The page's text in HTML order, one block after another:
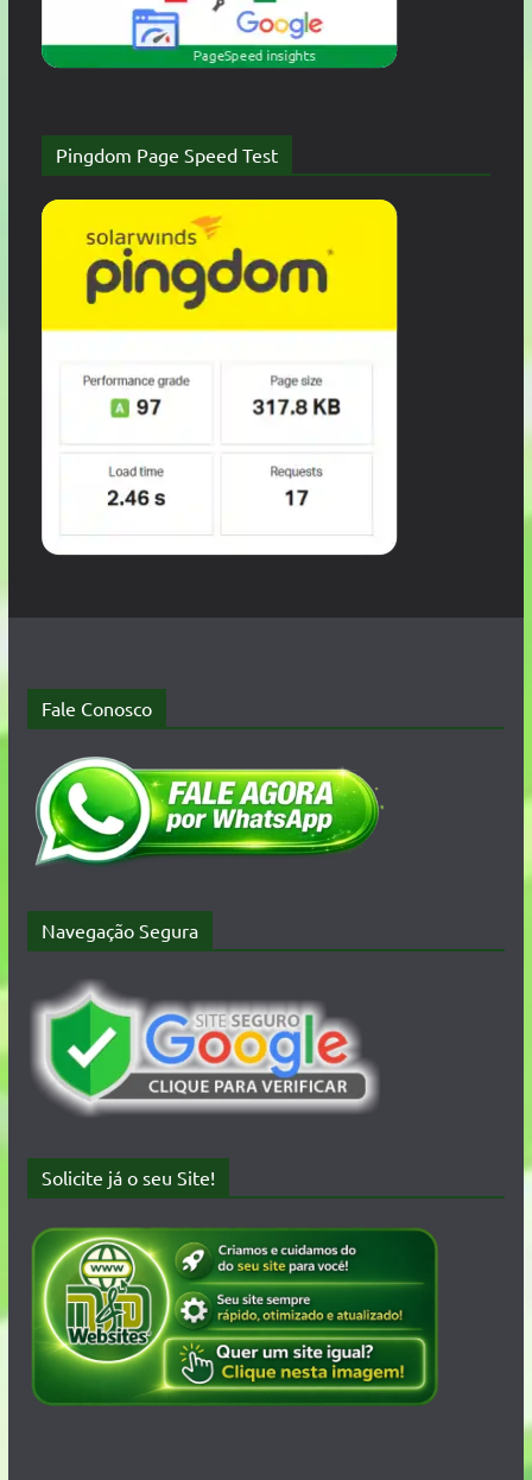
Pingdom Page Speed Test
Fale Conosco
Navegação Segura
Solicite já o seu Site!